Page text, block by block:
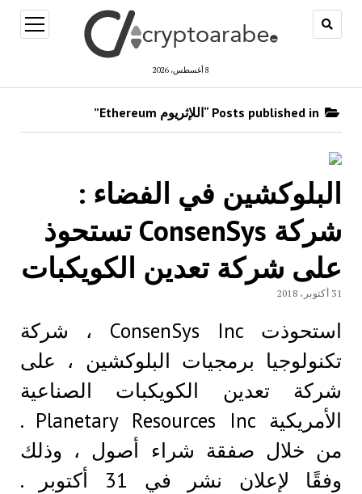
8 أغسطس، 2026
open
menu
البلوكشين في الفضاء :
شركة ConsenSys تستحوذ
علی شركة تعدين الكويكبات
31 أكتوبر، 2018
استحوذت ConsenSys Inc ، شركة
تكنولوجيا برمجيات البلوكشين ، على
شركة تعدين الكويكبات الصناعية
الأمريكية Planetary Resources Inc .
من خلال صفقة شراء أصول ، وذلك
وفقًا لإعلان نشر في 31 أكتوبر .